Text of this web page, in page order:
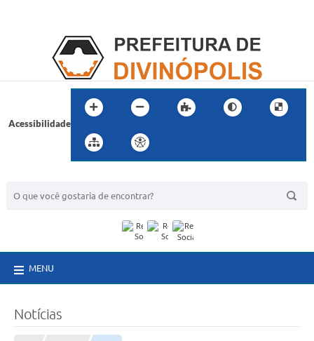
Acessibilidade
MENU
Notícias